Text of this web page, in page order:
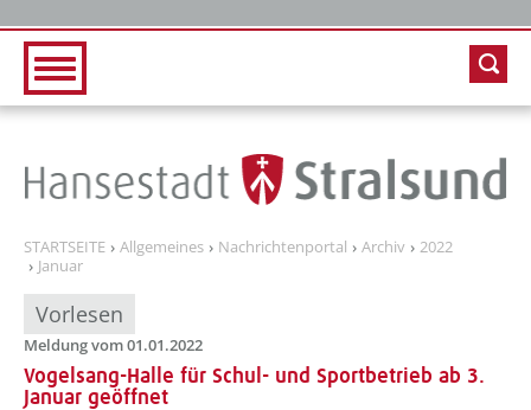
STARTSEITE Allgemeines Nachrichtenportal Archiv
2022
Januar
Vorlesen
Meldung vom 01.01.2022
Vogelsang-Halle für Schul- und Sportbetrieb ab 3.
Januar geöffnet